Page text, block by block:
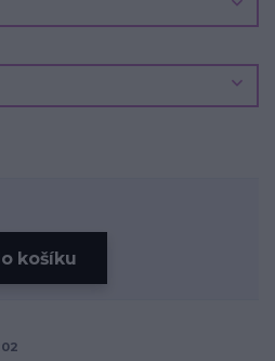
košíku